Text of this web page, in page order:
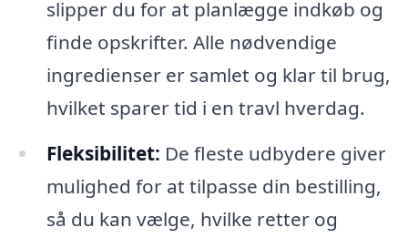
slipper du for at planlægge indkøb og
finde opskrifter. Alle nødvendige
ingredienser er samlet og klar til brug,
hvilket sparer tid i en travl hverdag.
Fleksibilitet: De fleste udbydere giver
mulighed for at tilpasse din bestilling,
så du kan vælge, hvilke retter og